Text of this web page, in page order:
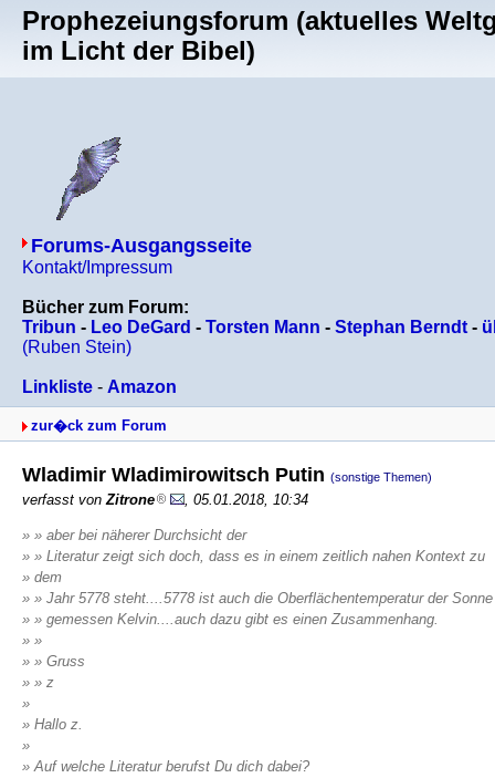
Prophezeiungsforum (aktuelles
im Licht der Bibel)
Forums-Ausgangsseite
Kontakt/Impressum
Bücher zum Forum:
Tribun - Leo DeGard - Torsten Mann - Stephan Berndt -
(Ruben Stein)
Linkliste - Amazon
zur�ck zum Forum
Wladimir Wladimirowitsch Putin (sonstige Themen)
verfasst vonZitrone , 05.01.2018, 10:34
» » aber bei näherer Durchsicht der
» » Literatur zeigt sich doch, dass es in einem zeitlich nahen Kontext zu
» dem
» » Jahr 5778 steht....5778 ist auch die Oberflächentemperatur der Sonne
» » gemessen Kelvin....auch dazu gibt es einen Zusammenhang.
» »
» » Gruss
» » z
»
» Hallo z.
»
» Auf welche Literatur berufst Du dich dabei?